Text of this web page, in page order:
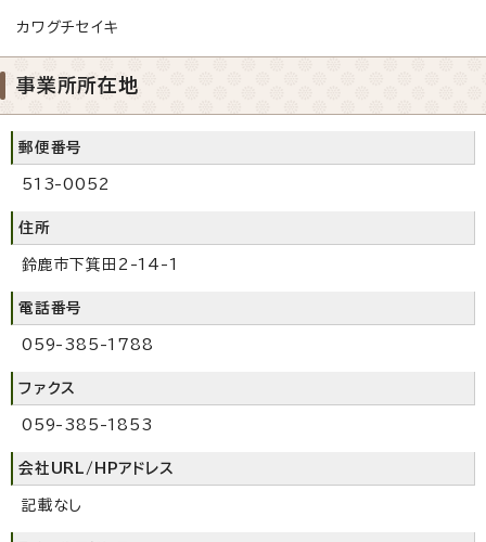
カワグチセイキ
事業所所在地
郵便番号
513-0052
住所
鈴鹿市下箕田2-14-1
電話番号
059-385-1788
ファクス
059-385-1853
会社URL/HPアドレス
記載なし